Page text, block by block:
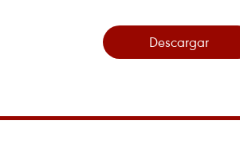
Descargar